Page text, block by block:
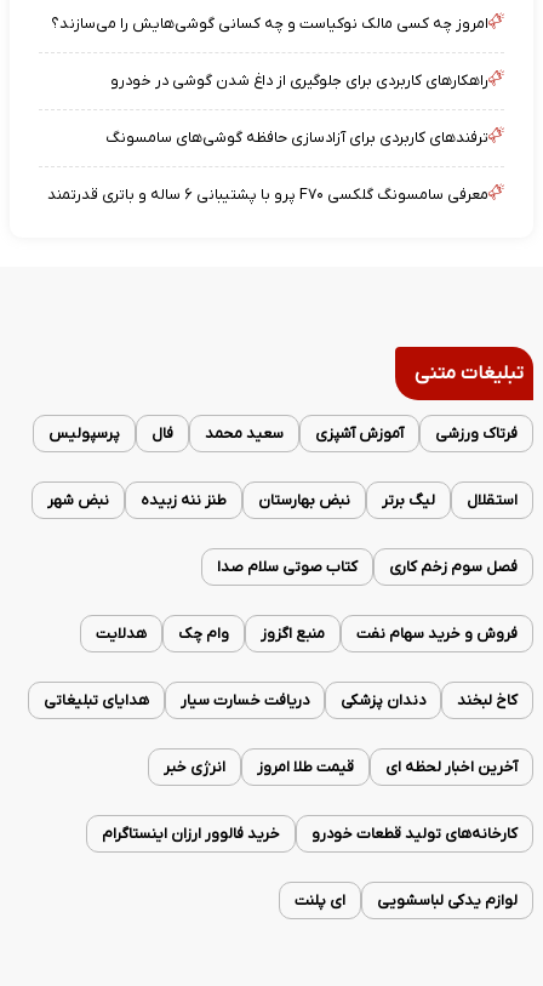
امروز چه کسی مالک نوکیاست و چه کسانی گوشی‌هایش را می‌سازند؟
راهکارهای کاربردی برای جلوگیری از داغ شدن گوشی در خودرو
ترفندهای کاربردی برای آزادسازی حافظه گوشی‌های سامسونگ
معرفی سامسونگ گلکسی F۷۰ پرو با پشتیبانی ۶ ساله و باتری قدرتمند
تبلیغات متنی
فرتاک ورزشی آموزش آشپزی سعید محمد فال پرسپولیس
استقلال لیگ برتر نبض بهارستان طنز ننه زبیده نبض شهر
فصل سوم زخم کاری کتاب صوتی سلام صدا
فروش و خرید سهام نفت منبع اگزوز وام چک هدلایت
کاخ لبخند دندان پزشکی دریافت خسارت سیار هدایای تبلیغاتی
آخرین اخبار لحظه ای قیمت طلا امروز انرژی خبر
کارخانه‌های تولید قطعات خودرو خرید فالوور ارزان اینستاگرام
لوازم یدکی لباسشویی ای پلنت